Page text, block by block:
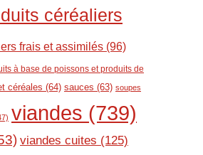
céréaliers
frais et assimilés (96)
à base de poissons et produits de
céréales (64) sauces (63) soupes
viandes (739)
viandes cuites (125)